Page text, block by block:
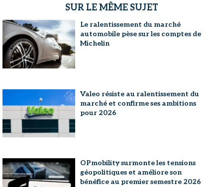
SUR LE MÊME SUJET
Le ralentissement du marché
automobile pèse sur les comptes de
Michelin
Valeo résiste au ralentissement du
marché et confirme ses ambitions
pour 2026
OPmobility surmonte les tensions
géopolitiques et améliore son
bénéfice au premier semestre 2026